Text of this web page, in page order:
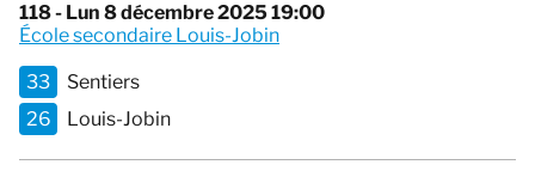
118 - Lun 8 décembre 2025 19:00
École secondaire Louis-Jobin
33
Sentiers
26
Louis-Jobin